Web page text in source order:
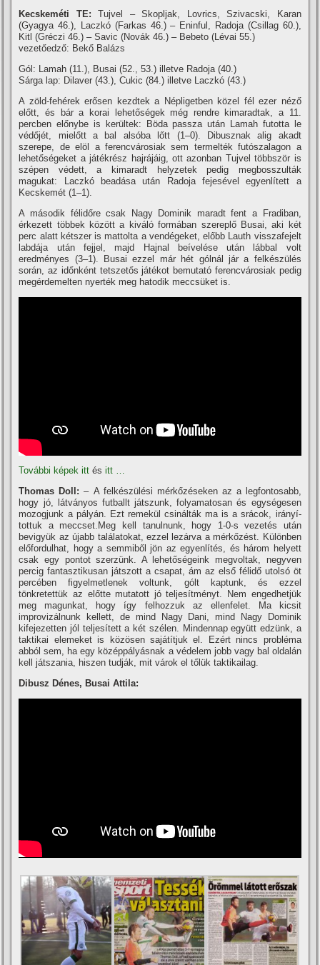
Kecskeméti TE: Tujvel – Skopljak, Lovrics, Szivacski, Karan
(Gyagya 46.), Laczkó (Farkas 46.) – Eninful, Radoja (Csillag 60.),
Kitl (Gréczi 46.) – Savic (Novák 46.) – Bebeto (Lévai 55.)
vezetőedző: Bekő Balázs
Gól: Lamah (11.), Busai (52., 53.) illetve Radoja (40.)
Sárga lap: Dilaver (43.), Cukic (84.) illetve Laczkó (43.)
A zöld-fehérek erősen kezdtek a Népligetben közel fél ezer néző
előtt, és bár a korai lehetőségek még rendre kimaradtak, a 11.
percben előnybe is kerültek: Böda passza után Lamah futotta le
védőjét, mielőtt a bal alsóba lőtt (1–0). Dibusznak alig akadt
szerepe, de elöl a ferencvárosiak sem termelték futószalagon a
lehetőségeket a játékrész hajrájáig, ott azonban Tujvel többször is
szépen védett, a kimaradt helyzetek pedig megbosszulták
magukat: Laczkó beadása után Radoja fejesével egyenlí­tett a
Kecskemét (1–1).
A második félidőre csak Nagy Dominik maradt fent a Fradiban,
érkezett többek között a kiváló formában szereplő Busai, aki két
perc alatt kétszer is mattolta a vendégeket, előbb Lauth visszafejelt
labdája után fejjel, majd Hajnal beí­velése után lábbal volt
eredményes (3–1). Busai ezzel már hét gólnál jár a felkészülés
során, az időnként tetszetős játékot bemutató ferencvárosiak pedig
megérdemelten nyerték meg hatodik meccsüket is.
További képek itt ésitt …
Thomas Doll: – A felkészülési mérkőzéseken az a legfontosabb,
hogy jó, látványos futballt játszunk, folyamatosan és egységesen
mozogjunk a pályán. Ezt remekül csinálták ma is a srácok, irányí­
tottuk a meccset.Meg kell tanulnunk, hogy 1-0-s vezetés után
bevigyük az újabb találatokat, ezzel lezárva a mérkőzést. Különben
előfordulhat, hogy a semmiből jön az egyenlí­tés, és három helyett
csak egy pontot szerzünk. A lehetőségeink megvoltak, negyven
percig fantasztikusan játszott a csapat, ám az első félidő utolsó öt
percében figyelmetlenek voltunk, gólt kaptunk, és ezzel
tönkretettük az előtte mutatott jó teljesí­tményt. Nem engedhetjük
meg magunkat, hogy í­gy felhozzuk az ellenfelet. Ma kicsit
improvizálnunk kellett, de mind Nagy Dani, mind Nagy Dominik
kifejezetten jól teljesí­tett a két szélen. Mindennap együtt edzünk, a
taktikai elemeket is közösen sajátí­tjuk el. Ezért nincs probléma
abból sem, ha egy középpályásnak a védelem jobb vagy bal oldalán
kell játszania, hiszen tudják, mit várok el tőlük taktikailag.
Dibusz Dénes, Busai Attila: